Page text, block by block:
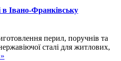
в Івано-Франківську
перил, поручнів та
сталі для житлових,